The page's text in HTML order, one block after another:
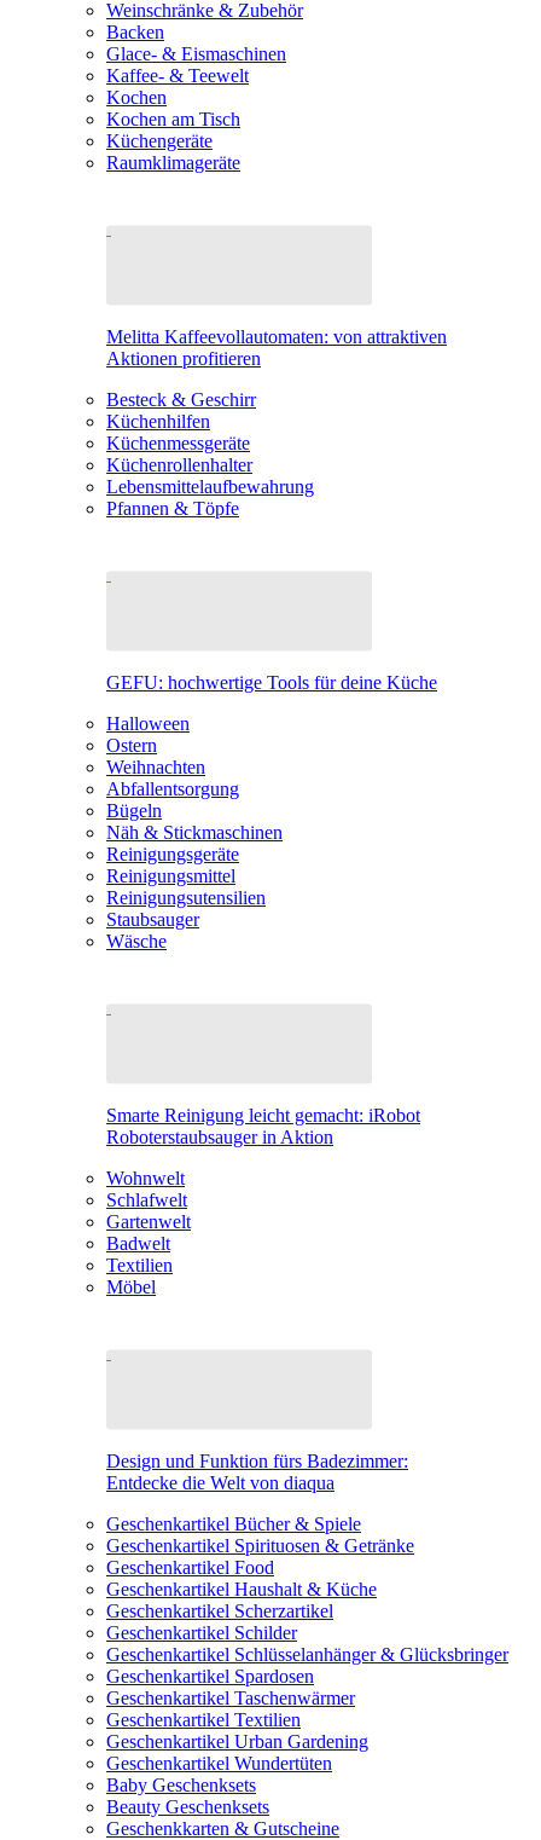
Weinschränke & Zubehör
Backen
Glace- & Eismaschinen
Kaffee- & Teewelt
Kochen
Kochen am Tisch
Küchengeräte
Raumklimageräte
Melitta Kaffeevollautomaten: von attraktiven
Aktionen profitieren
Besteck & Geschirr
Küchenhilfen
Küchenmessgeräte
Küchenrollenhalter
Lebensmittelaufbewahrung
Pfannen & Töpfe
GEFU: hochwertige Tools für deine Küche
Halloween
Ostern
Weihnachten
Abfallentsorgung
Bügeln
Näh & Stickmaschinen
Reinigungsgeräte
Reinigungsmittel
Reinigungsutensilien
Staubsauger
Wäsche
Smarte Reinigung leicht gemacht: iRobot
Roboterstaubsauger in Aktion
Wohnwelt
Schlafwelt
Gartenwelt
Badwelt
Textilien
Möbel
Design und Funktion fürs Badezimmer:
Entdecke die Welt von diaqua
Geschenkartikel Bücher & Spiele
Geschenkartikel Spirituosen & Getränke
Geschenkartikel Food
Geschenkartikel Haushalt & Küche
Geschenkartikel Scherzartikel
Geschenkartikel Schilder
Geschenkartikel Schlüsselanhänger & Glücksbringer
Geschenkartikel Spardosen
Geschenkartikel Taschenwärmer
Geschenkartikel Textilien
Geschenkartikel Urban Gardening
Geschenkartikel Wundertüten
Baby Geschenksets
Beauty Geschenksets
Geschenkkarten & Gutscheine